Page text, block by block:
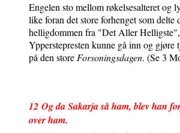
Engelen sto mellom røkelsesalteret og
like foran det store forhenget som delte
helligdommen fra "Det Aller
Ypperstepresten kunne gå inn og gjøre
på den storeForsoningsdagen. (Se 3
12 Og da Sakarja så ham, blev han
over ham.